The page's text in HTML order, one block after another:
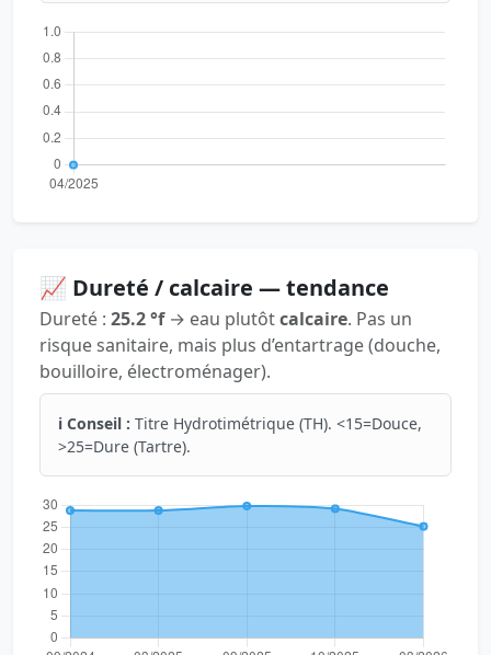
📈 Dureté / calcaire — tendance
Dureté : 25.2 °f→ eau plutôtcalcaire. Pas un
risque sanitaire, mais plus d’entartrage (douche,
bouilloire, électroménager).
ℹ️ Conseil : Titre Hydrotimétrique (TH). <15=Douce,
>25=Dure (Tartre).